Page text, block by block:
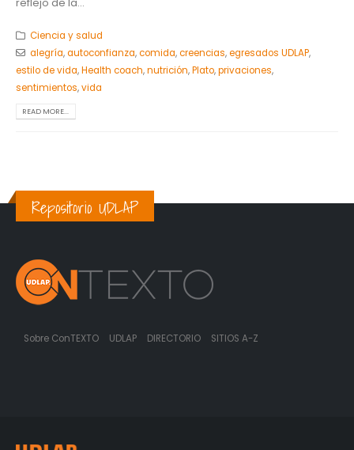
Ciencia y salud
alegría,autoconfianza,comida,creencias,egresados UDLAP,
estilo de vida,Health coach,nutrición,Plato,privaciones,
sentimientos,vida
READ MORE...
Repositorio UDLAP
Sobre ConTEXTO UDLAP DIRECTORIO SITIOS A-Z